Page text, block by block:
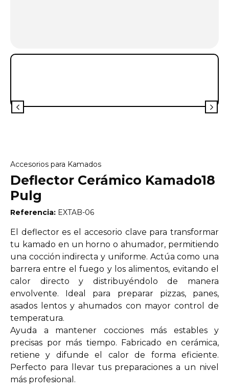
Accesorios para Kamados
Deflector Cerámico Kamado18
Pulg
Referencia: EXTAB-06
El deflector es el accesorio clave para transformar
tu kamado en un horno o ahumador, permitiendo
una cocción indirecta y uniforme. Actúa como una
barrera entre el fuego y los alimentos, evitando el
calor directo y distribuyéndolo de manera
envolvente. Ideal para preparar pizzas, panes,
asados lentos y ahumados con mayor control de
temperatura.
Ayuda a mantener cocciones más estables y
precisas por más tiempo. Fabricado en cerámica,
retiene y difunde el calor de forma eficiente.
Perfecto para llevar tus preparaciones a un nivel
más profesional.